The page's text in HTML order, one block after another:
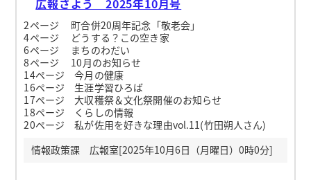
広報さよう 2025年10月号
2ページ 町合併20周年記念「敬老会」
4ページ どうする？この空き家
6ページ まちのわだい
8ページ 10月のお知らせ
14ページ 今月の健康
16ページ 生涯学習ひろば
17ページ 大収穫祭＆文化祭開催のお知らせ
18ページ くらしの情報
20ページ 私が佐用を好きな理由vol.11(竹田朔人さん)
情報政策課 広報室[2025年10月6日（月曜日）0時0分]